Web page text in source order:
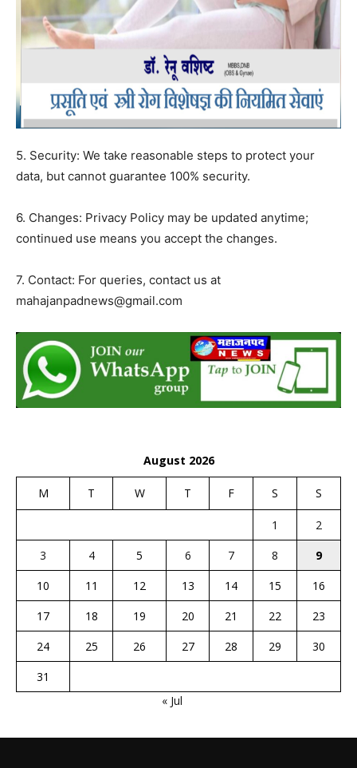
5. Security: We take reasonable steps to protect your
data, but cannot guarantee 100% security.
6. Changes: Privacy Policy may be updated anytime;
continued use means you accept the changes.
7. Contact: For queries, contact us at
mahajanpadnews@gmail.com
August 2026
M T W T F S S
1
2
3
4 5 6 7 8
9
10
11 12 13 14 15
16
17
18 19 20 21 22
23
24
25 26 27 28 29
30
31
« Jul